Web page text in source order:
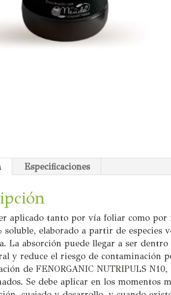
Especificaciones
aplicado tanto por vía foliar como
soluble, elaborado a partir de especies
La absorción puede llegar a ser
y reduce el riesgo de contaminación
de FENORGANIC NUTRIPULS
Se debe aplicar en los momentos